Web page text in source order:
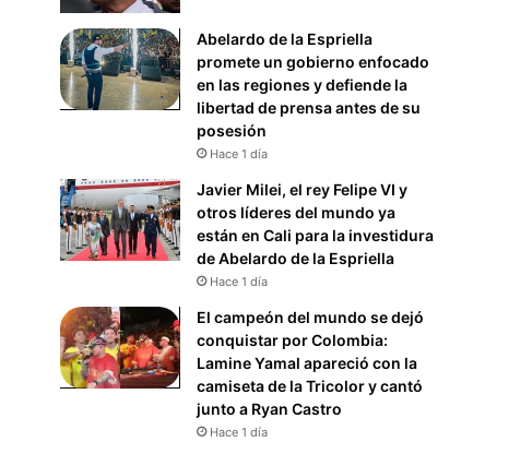
Abelardo de la Espriella
promete un gobierno enfocado
en las regiones y defiende la
libertad de prensa antes de su
posesión
Hace 1 día
Javier Milei, el rey Felipe VI y
otros líderes del mundo ya
están en Cali para la investidura
de Abelardo de la Espriella
Hace 1 día
El campeón del mundo se dejó
conquistar por Colombia:
Lamine Yamal apareció con la
camiseta de la Tricolor y cantó
junto a Ryan Castro
Hace 1 día